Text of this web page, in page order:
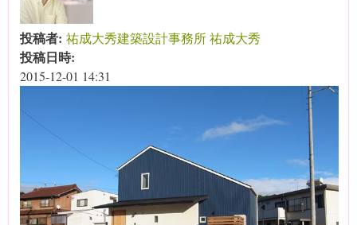
投稿者: 祐成大秀建築設計事務所 祐成大秀
投稿日時:
2015-12-01 14:31